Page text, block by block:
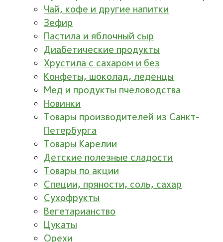
Чай, кофе и другие напитки
Зефир
Пастила и яблочный сыр
Диабетические продукты
Хрустила с сахаром и без
Конфеты, шоколад, леденцы
Мед и продукты пчеловодства
Новинки
Товары производителей из Санкт-
Петербурга
Товары Карелии
Детские полезные сладости
Товары по акции
Специи, пряности, соль, сахар
Сухофрукты
Вегетарианство
Цукаты
Орехи